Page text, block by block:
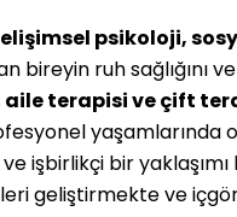
psikoloji,
bireyin ruh sağlığını
aile terapisi ve çift
yaşamlarında
işbirlikçi bir
geliştirmekte ve